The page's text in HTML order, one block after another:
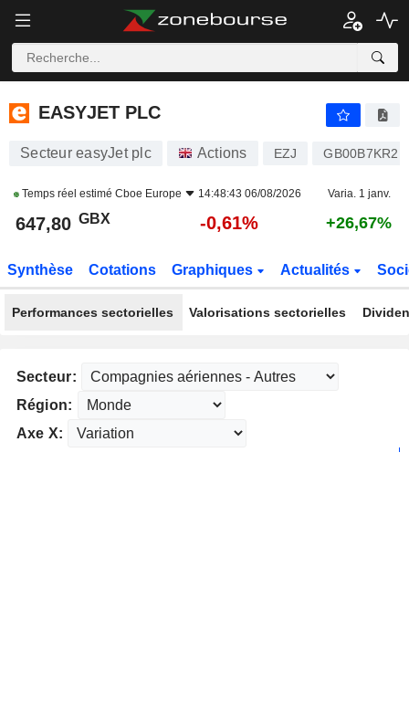
EASYJET PLC
EASYJET PLC
Secteur easyJet plc Actions EZJ
Temps réel estimé Cboe Europe 14:48:43 06/08/2026 Varia. 1 janv.
647,80 GBX -0,61% +26,67%
Synthèse Cotations Graphiques Actualités
Performances sectorielles Valorisations sectorielles
Secteur:
Région:
Axe X: